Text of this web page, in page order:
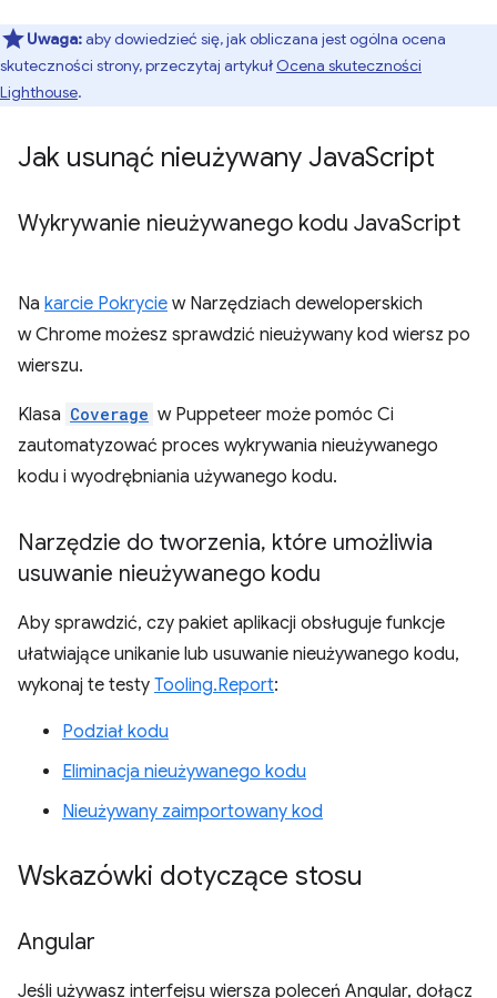
Uwaga:aby dowiedzieć się, jak obliczana jest ogólna ocena
skuteczności strony, przeczytaj artykuł Ocena skuteczności
Lighthouse.
Jak usunąć nieużywany JavaScript
Wykrywanie nieużywanego kodu JavaScript
Na karcie Pokrycie w Narzędziach deweloperskich
w Chrome możesz sprawdzić nieużywany kod wiersz po
wierszu.
Klasa Coverage w Puppeteer może pomóc Ci
zautomatyzować proces wykrywania nieużywanego
kodu i wyodrębniania używanego kodu.
Narzędzie do tworzenia, które umożliwia
usuwanie nieużywanego kodu
Aby sprawdzić, czy pakiet aplikacji obsługuje funkcje
ułatwiające unikanie lub usuwanie nieużywanego kodu,
wykonaj te testy Tooling.Report:
Podział kodu
Eliminacja nieużywanego kodu
Nieużywany zaimportowany kod
Wskazówki dotyczące stosu
Angular
Jeśli używasz interfejsu wiersza poleceń Angular, dołącz